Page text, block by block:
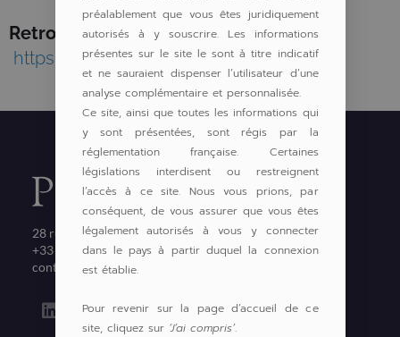
Retrouvez l’interview complète ici :
https://lnkd.in/eaZUMKUj
28 rue Bayard 75008 PARIS
+33 1 53 57 72 00
contact@pergam.net
L
i
préalablement que vous êtes juridiquement
autorisés à y souscrire. Les informations
présentes sur le site le sont à titre indicatif
et ne sauraient dispenser l’utilisateur d’une
analyse complémentaire et personnalisée.
Ce site, ainsi que toutes les informations qui
y sont présentées, sont régis par la
réglementation française. Certaines
législations interdisent ou restreignent
l’accès à ce site. Nous vous prions, par
conséquent, de vous assurer que vous êtes
légalement autorisés à vous y connecter
dans le pays à partir duquel la connexion
est établie.
Pour revenir sur la page d’accueil de ce
site, cliquez sur ‘J’ai compris’.